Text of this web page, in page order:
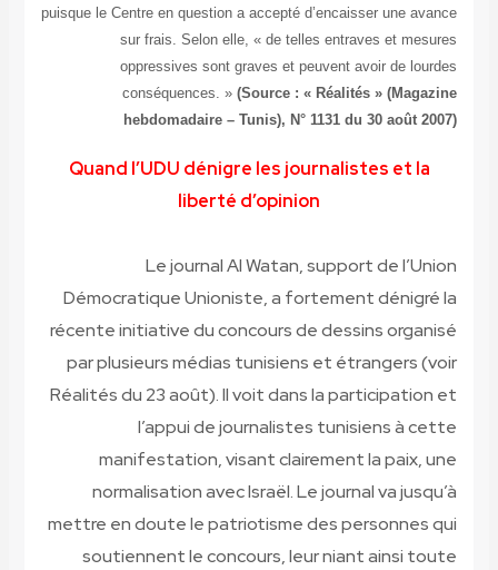
puisque le Centre en question a accepté d’encaisser une avance
sur frais. Selon elle, « de telles entraves et mesures
oppressives sont graves et peuvent avoir de lourdes
conséquences. »(Source : « Réalités » (Magazine
hebdomadaire – Tunis), N° 1131 du 30 août 2007)
Quand l’UDU dénigre les journalistes et la
liberté d’opinion
Le journal Al Watan, support de l’Union
Démocratique Unioniste, a fortement dénigré la
récente initiative du concours de dessins organisé
par plusieurs médias tunisiens et étrangers (voir
Réalités du 23 août). Il voit dans la participation et
l’appui de journalistes tunisiens à cette
manifestation, visant clairement la paix, une
normalisation avec Israël. Le journal va jusqu’à
mettre en doute le patriotisme des personnes qui
soutiennent le concours, leur niant ainsi toute